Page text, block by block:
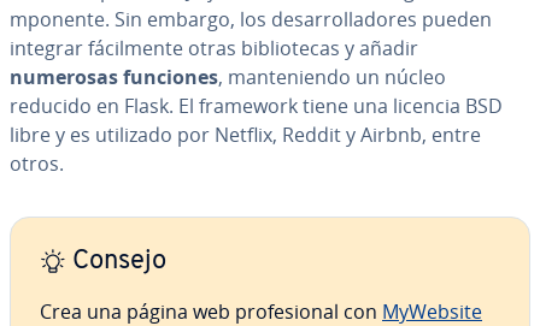
m­po­ne­n­te. Sin embargo, los de­sa­rro­lla­do­res pueden
integrar fá­ci­l­me­n­te otras bi­blio­te­cas y añadir
numerosas funciones, ma­n­te­nie­n­do un núcleo
reducido en Flask. El framework tiene una licencia BSD
libre y es utilizado por Netflix, Reddit y Airbnb, entre
otros.
Consejo
Crea una página web pro­fe­sio­nal con MyWebsite